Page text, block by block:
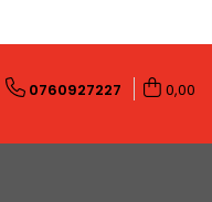
0760927227 0,00